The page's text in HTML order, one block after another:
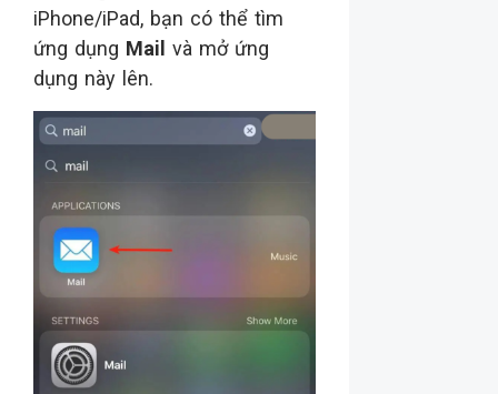
iPhone/iPad, bạn có thể tìm
ứng dụng Mail và mở ứng
dụng này lên.